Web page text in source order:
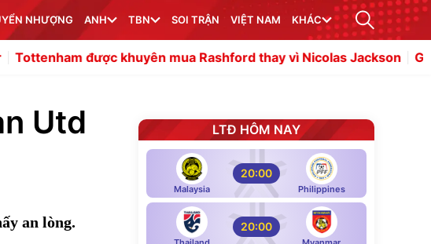
NHƯỢNG ANH TBN SOI TRẬN VIỆT NAM KHÁC
khuyên mua Rashford thay vì Nicolas Jackson Gianni
Utd
an lòng.
LTĐ HÔM NAY
Malaysia
20:00
Philippines
20:00